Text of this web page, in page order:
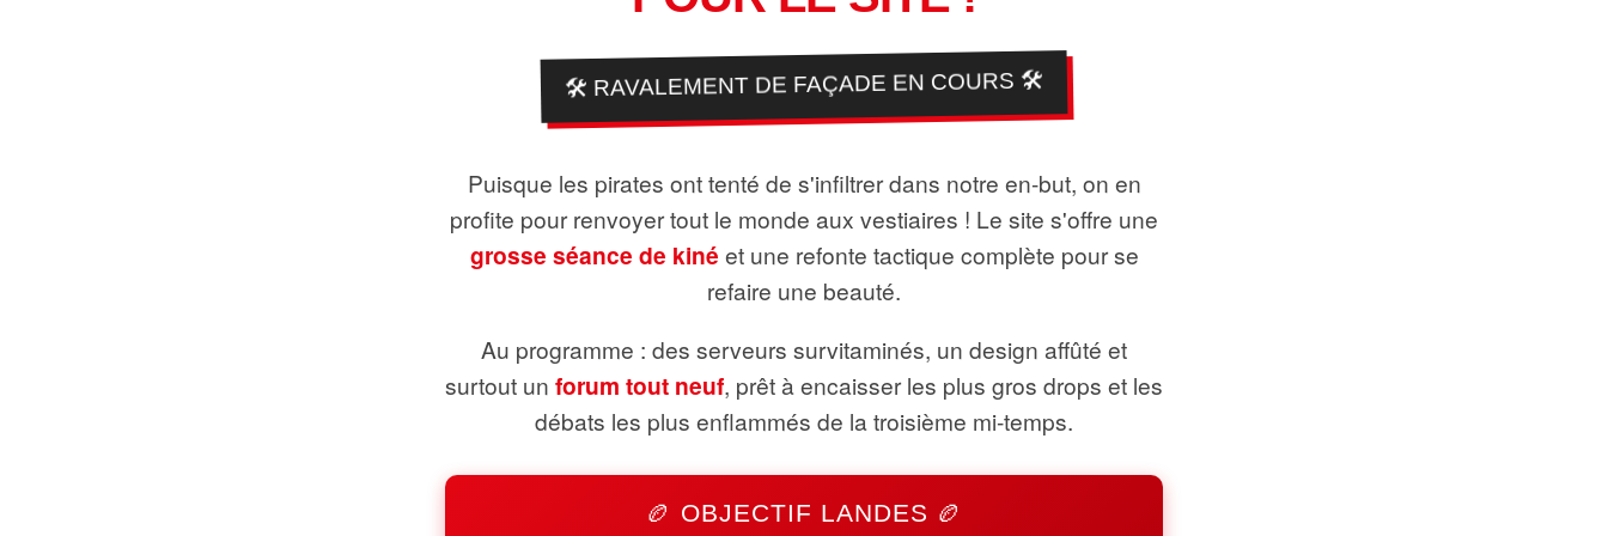
🛠️ RAVALEMENT DE FAÇADE EN COURS 🛠️
Puisque les pirates ont tenté de s'infiltrer dans notre en-but, on en
profite pour renvoyer tout le monde aux vestiaires ! Le site s'offre une
grosse séance de kiné et une refonte tactique complète pour se
refaire une beauté.
Au programme : des serveurs survitaminés, un design affûté et
surtout un forum tout neuf, prêt à encaisser les plus gros drops et les
débats les plus enflammés de la troisième mi-temps.
🏉 OBJECTIF LANDES 🏉